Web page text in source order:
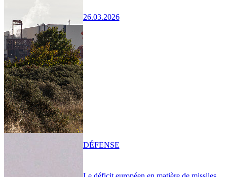
26.03.2026
DÉFENSE